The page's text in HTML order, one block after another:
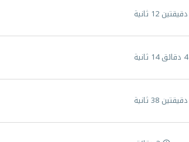
دقيقتين 12 ثانية
4 دقائق 14 ثانية
دقيقتين 38 ثانية